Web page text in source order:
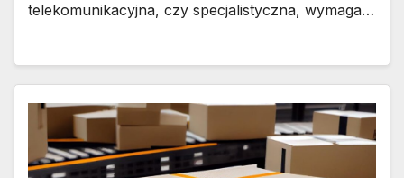
telekomunikacyjna, czy specjalistyczna, wymaga…